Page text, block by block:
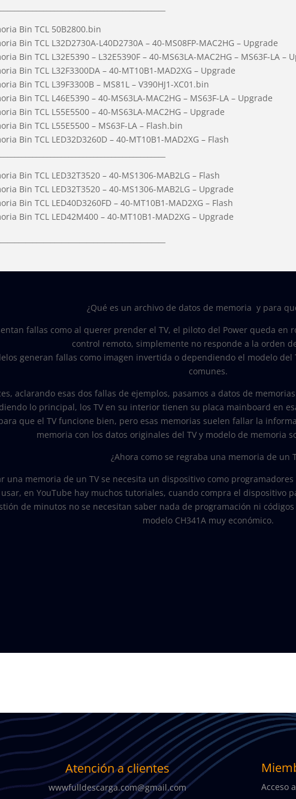
Bin TCL 50B2800.bin
Bin TCL L32D2730A-L40D2730A – 40-MS08FP-MAC2HG – Upgrade
Bin TCL L32E5390 – L32E5390F – 40-MS63LA-MAC2HG – MS63F-LA –
Bin TCL L32F3300DA – 40-MT10B1-MAD2XG – Upgrade
Bin TCL L39F3300B – MS81L – V390HJ1-XC01.bin
Bin TCL L46E5390 – 40-MS63LA-MAC2HG – MS63F-LA – Upgrade
Bin TCL L55E5500 – 40-MS63LA-MAC2HG – Upgrade
Bin TCL L55E5500 – MS63F-LA – Flash.bin
Bin TCL LED32D3260D – 40-MT10B1-MAD2XG – Flash
Bin TCL LED32T3520 – 40-MS1306-MAB2LG – Flash
Bin TCL LED32T3520 – 40-MS1306-MAB2LG – Upgrade
Bin TCL LED40D3260FD – 40-MT10B1-MAD2XG – Flash
Bin TCL LED42M400 – 40-MT10B1-MAD2XG – Upgrade
¿Qué es un archivo de datos de memoria y para
fallas como al querer prender el TV, el piloto del Power queda en
control remoto, simplemente no responde a la orden
generan fallas como imagen invertida o dependiendo el modelo
comunes.
aclarando esas dos fallas de ejemplos, pasamos a datos de
lo principal, los TV en su interior tienen su placa mainboard en
que el TV funcione bien, pero esas memorias suelen fallar la
memoria con los datos originales del TV y modelo de memoria
¿Ahora como se regraba una memoria de un
una memoria de un TV se necesita un dispositivo como
en YouTube hay muchos tutoriales, cuando compra el dispositivo
de minutos no se necesitan saber nada de programación ni
modelo CH341A muy económico.
Atención a clientes
wwwfulldescarga.com@gmail.com Acceso